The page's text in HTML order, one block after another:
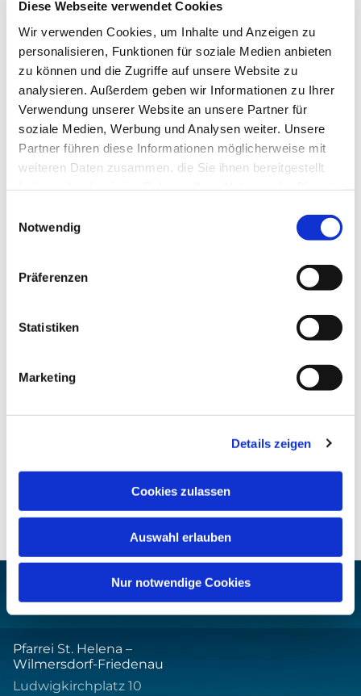
Diese Webseite verwendet Cookies
Wir verwenden Cookies, um Inhalte und Anzeigen zu
personalisieren, Funktionen für soziale Medien anbieten
zu können und die Zugriffe auf unsere Website zu
analysieren. Außerdem geben wir Informationen zu Ihrer
Verwendung unserer Website an unsere Partner für
soziale Medien, Werbung und Analysen weiter. Unsere
Partner führen diese Informationen möglicherweise mit
weiteren Daten zusammen, die Sie ihnen bereitgestellt
Notwendig
Präferenzen
Statistiken
Marketing
Details zeigen
Cookies zulassen
Auswahl erlauben
Nur notwendige Cookies
Dies könnte Sie auch
interessieren
Pfarrei St. Helena –
Wilmersdorf-Friedenau
Ludwigkirchplatz 10